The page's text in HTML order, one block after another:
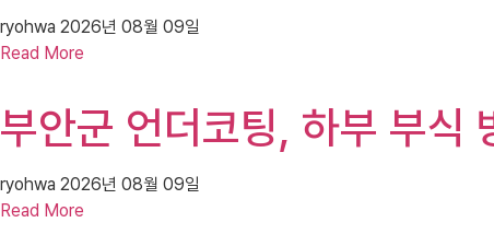
ryohwa 2026년 08월 09일
Read More
부안군 언더코팅, 하부 부식
ryohwa 2026년 08월 09일
Read More